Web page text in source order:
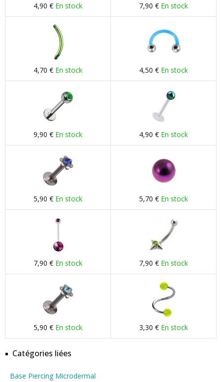
4,90 € En stock 7,90 € En stock
4,70 € En stock 4,50 € En stock
9,90 € En stock 4,90 € En stock
5,90 € En stock 5,70 € En stock
7,90 € En stock 7,90 € En stock
5,90 € En stock 3,30 € En stock
Catégories liées
Base Piercing Microdermal